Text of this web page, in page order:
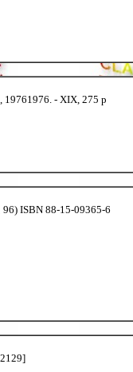
- XIX, 275 p
ISBN 88-15-09365-6